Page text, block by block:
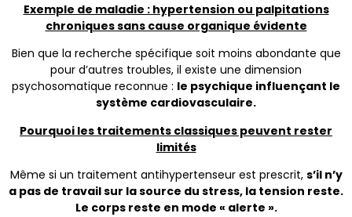
Exemple de maladie : hypertension ou palpitations
chroniques sans cause organique évidente
Bien que la recherche spécifique soit moins abondante que
pour d’autres troubles, il existe une dimension
psychosomatique reconnue : le psychique influençant le
système cardiovasculaire.
Pourquoi les traitements classiques peuvent rester
limités
Même si un traitement antihypertenseur est prescrit, s’il n’y
a pas de travail sur la source du stress, la tension reste.
Le corps reste en mode « alerte ».